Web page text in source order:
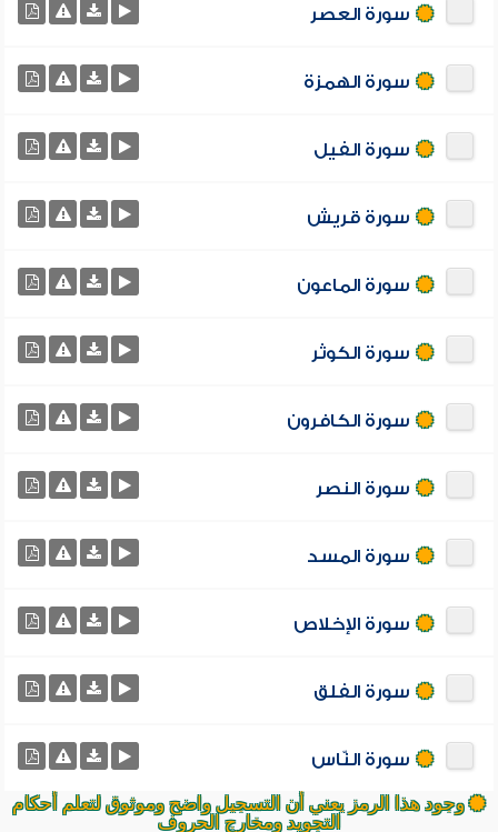
سورة العصر
سورة الهمزة
سورة الفيل
سورة قريش
سورة الماعون
سورة الكوثر
سورة الكافرون
سورة النصر
سورة المسد
سورة الإخلاص
سورة الفلق
سورة النّاس
وجود هذا الرمز يعني أن التسجيل واضح وموثوق لتعلم أحكام
التجويد ومخارج الحروف